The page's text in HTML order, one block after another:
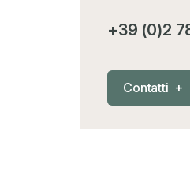
Nautica
+39 (0)2
Contatti +